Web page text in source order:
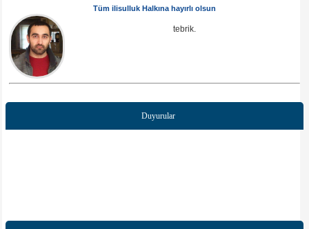
Tüm ilisulluk Halkına hayırlı olsun
tebrik.
Duyurular